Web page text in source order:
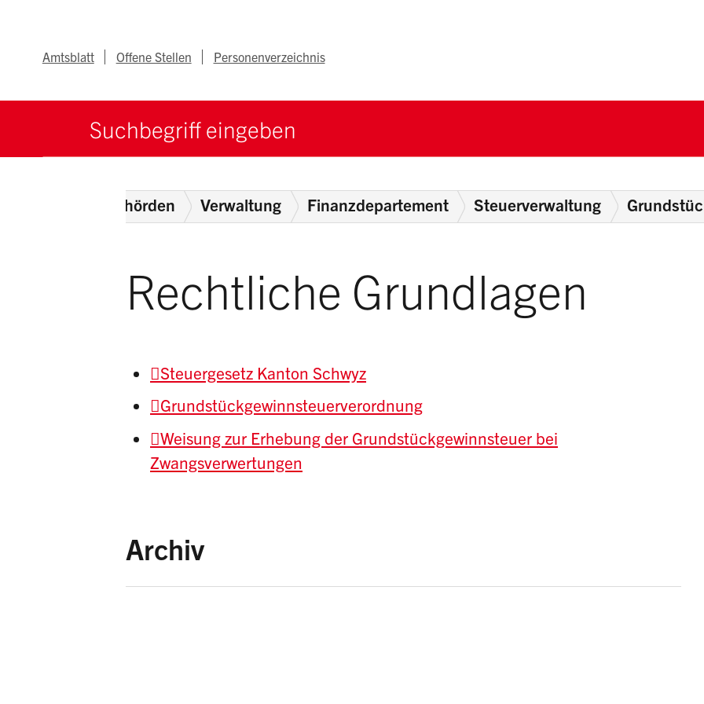
Metanav
Amtsblatt Offene Stellen Personenverzeichnis
Suchbegriff
Behörden Verwaltung Finanzdepartement Steuerverwaltung
Rechtliche Grundlagen
Steuergesetz Kanton Schwyz
Grundstückgewinnsteuerverordnung
Weisung zur Erhebung der Grundstückgewinnsteuer bei
Zwangsverwertungen
Archiv